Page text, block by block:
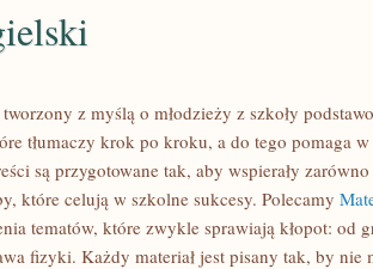
z myślą o młodzieży z szkoły
tłumaczy krok po kroku, a do tego pomaga
są przygotowane tak, aby wspierały
które celują w szkolne sukcesy. Polecamy
tematów, które zwykle sprawiają kłopot: od
fizyki. Każdy materiał jest pisany tak, by nie